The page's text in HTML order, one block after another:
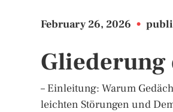
February 26, 2026 •
Gliederung
– Einleitung: Warum
leichten Störungen und